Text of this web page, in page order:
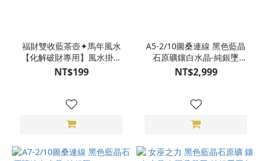
福財雙收藍茶壺✦馬年風水
【化解破財專用】風水掛件
中國結 S25AX28-04
NT$199
A5-2/10圖桑連線 黑色藍晶
石原礦鑲白水晶-純銀墜
T240210-014
NT$2,999